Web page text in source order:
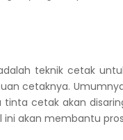
teknik cetak
cetaknya.
tinta cetak akan
akan membantu